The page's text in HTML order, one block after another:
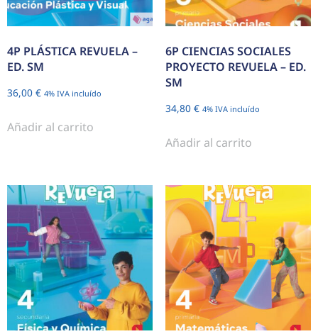
4P PLÁSTICA REVUELA –
ED. SM
36,00 € 4% IVA incluído
Añadir al carrito
6P CIENCIAS SOCIALES
PROYECTO REVUELA – ED.
SM
34,80 € 4% IVA incluído
Añadir al carrito